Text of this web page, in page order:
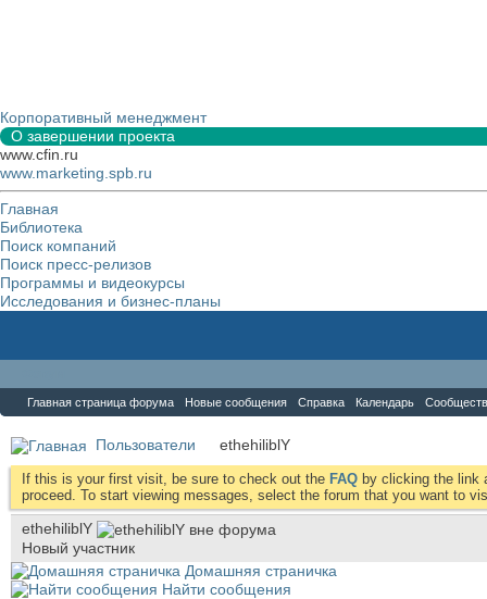
Корпоративный менеджмент
О завершении проекта
www.cfin.ru
www.marketing.spb.ru
Главная
Библиотека
Поиск компаний
Поиск пресс-релизов
Программы и видеокурсы
Исследования и бизнес-планы
Главная страница форума Новые сообщения Справка Календарь
Пользователи ethehiliblY
If this is your first visit, be sure to check out the FAQ by clicking the link
proceed. To start viewing messages, select the forum that you want to
ethehiliblY
Новый участник
Домашняя страничка
Найти сообщения